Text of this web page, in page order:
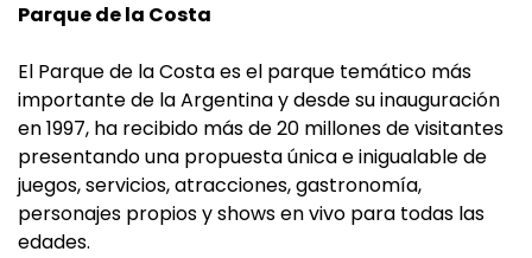
Parque de la Costa
El Parque de la Costa es el parque temático más
importante de la Argentina y desde su inauguración
en 1997, ha recibido más de 20 millones de visitantes
presentando una propuesta única e inigualable de
juegos, servicios, atracciones, gastronomía,
personajes propios y shows en vivo para todas las
edades.